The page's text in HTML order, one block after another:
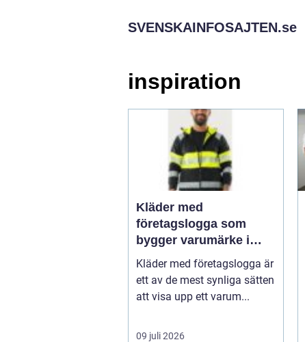
SVENSKAINFOSAJTEN.se
inspiration
Kläder med
företagslogga som
bygger varumärke i
vardagen
Kläder med företagslogga är
ett av de mest synliga sätten
att visa upp ett varum...
09 juli 2026